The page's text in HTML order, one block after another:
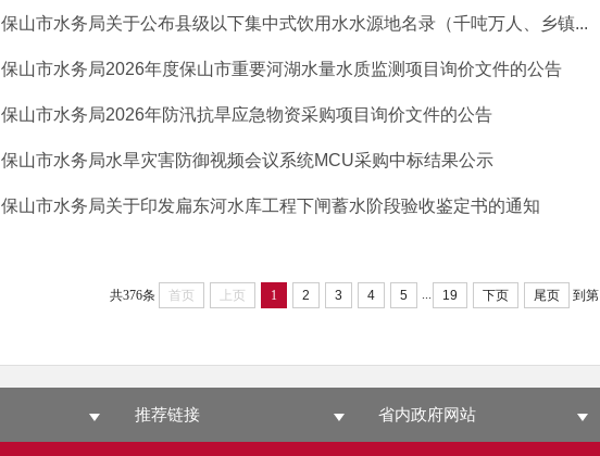
保山市水务局关于公布县级以下集中式饮用水水源地名录（千吨万人、乡镇...
保山市水务局2026年度保山市重要河湖水量水质监测项目询价文件的公告
保山市水务局2026年防汛抗旱应急物资采购项目询价文件的公告
保山市水务局水旱灾害防御视频会议系统MCU采购中标结果公示
保山市水务局关于印发扁东河水库工程下闸蓄水阶段验收鉴定书的通知
共376条 首页 上页 1 2 3 4 5 ... 19 下页 尾页 到第
推荐链接 省内政府网站